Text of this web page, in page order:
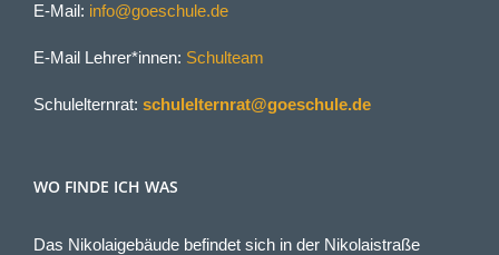
E-Mail: info@goeschule.de
E-Mail Lehrer*innen: Schulteam
Schulelternrat: schulelternrat@goeschule.de
WO FINDE ICH WAS
Das Nikolaigebäude befindet sich in der Nikolaistraße